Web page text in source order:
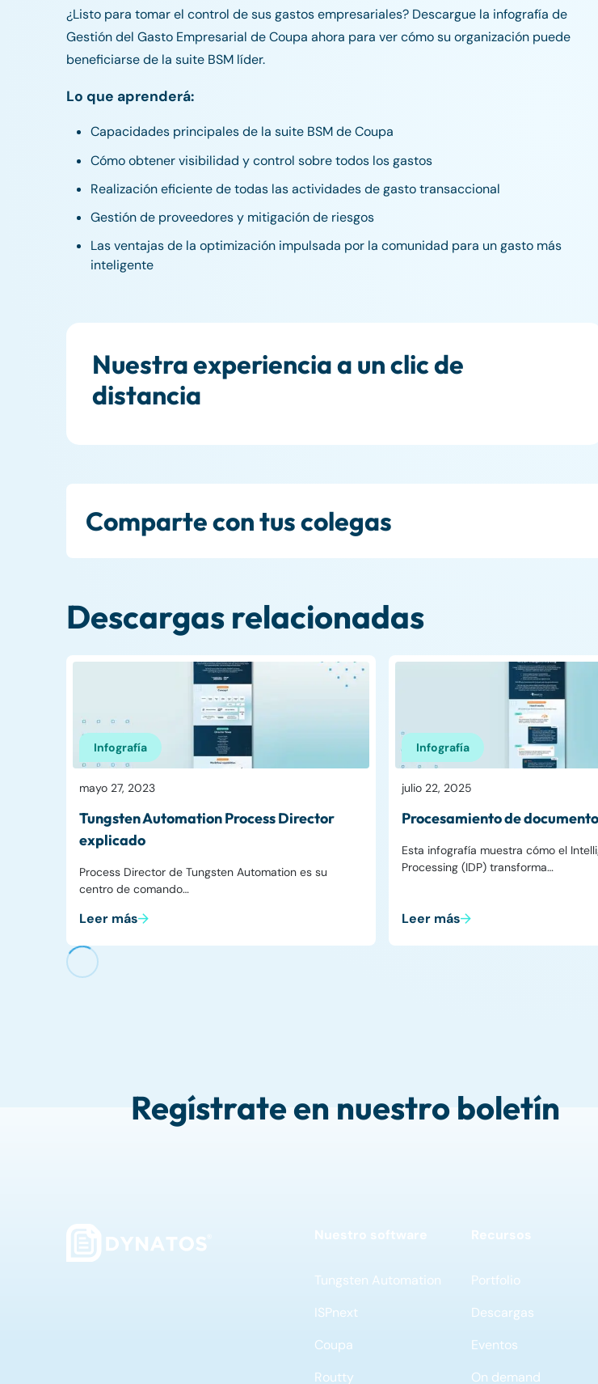
¿Listo para tomar el control de sus gastos empresariales? Descargue la infografía de
Gestión del Gasto Empresarial de Coupa ahora para ver cómo su organización puede
beneficiarse de la suite BSM líder.
Lo que aprenderá:
Capacidades principales de la suite BSM de Coupa
Cómo obtener visibilidad y control sobre todos los gastos
Realización eficiente de todas las actividades de gasto transaccional
Gestión de proveedores y mitigación de riesgos
Las ventajas de la optimización impulsada por la comunidad para un gasto más
inteligente
Nuestra experiencia a un clic de
distancia
Comparte con tus colegas
Descargas relacionadas
Infografía
mayo 27, 2023
Tungsten Automation Process Director
explicado
Process Director de Tungsten Automation es su
centro de comando…
Leer más
Infografía
julio 22, 2025
Procesamiento de
Esta infografía muestra cómo el
Processing (IDP) transforma…
Leer más
Regístrate en nuestro boletín
Nuestro software
Tungsten Automation
ISPnext
Coupa
Routty
Recursos
Portfolio
Descargas
Eventos
On demand